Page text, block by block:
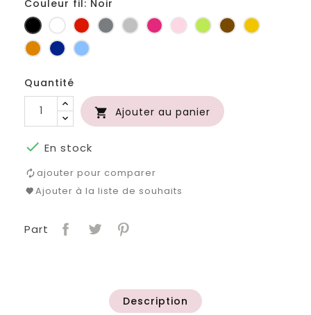
Couleur fil: Noir
Noir BlancRougeGris
foncé
Gris
clair
Fuchsia
RoseAnis MarronJaune
OrangeMarineBleu
Quantité
 Ajouter au panier
 En stock
ajouter pour comparer
Ajouter à la liste de souhaits
Part
Description